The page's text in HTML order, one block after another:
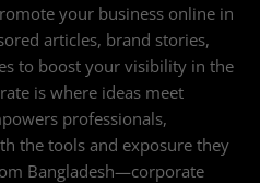
your business online in
articles, brand stories,
to boost your visibility in the
is where ideas meet
professionals,
the tools and exposure they
Bangladesh—corporate